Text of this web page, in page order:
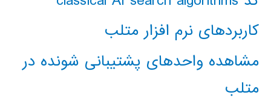
کاربردهای نرم افزار متلب
مشاهده واحدهای پشتیبانی شونده در
متلب